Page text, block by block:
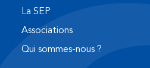
La SEP
Associations
Qui sommes-nous ?